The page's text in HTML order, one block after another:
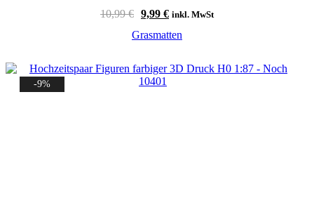
10,99€ Ursprünglicher
war:
9,99 €Aktueller
ist:
inkl. MwSt
Grasmatten
-9%